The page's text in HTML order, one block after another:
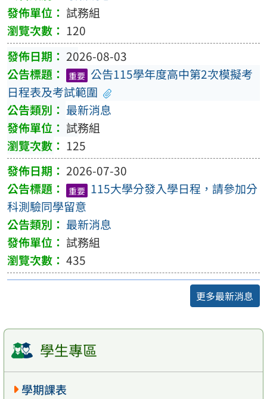
試務組
120
2026-08-03
重要 公告115學年度高中第2次模擬考
日程表及考試範圍
最新消息
試務組
125
2026-07-30
重要 115大學分發入學日程，請參加分
科測驗同學留意
最新消息
試務組
435
更多最新消息
學生專區
學期課表